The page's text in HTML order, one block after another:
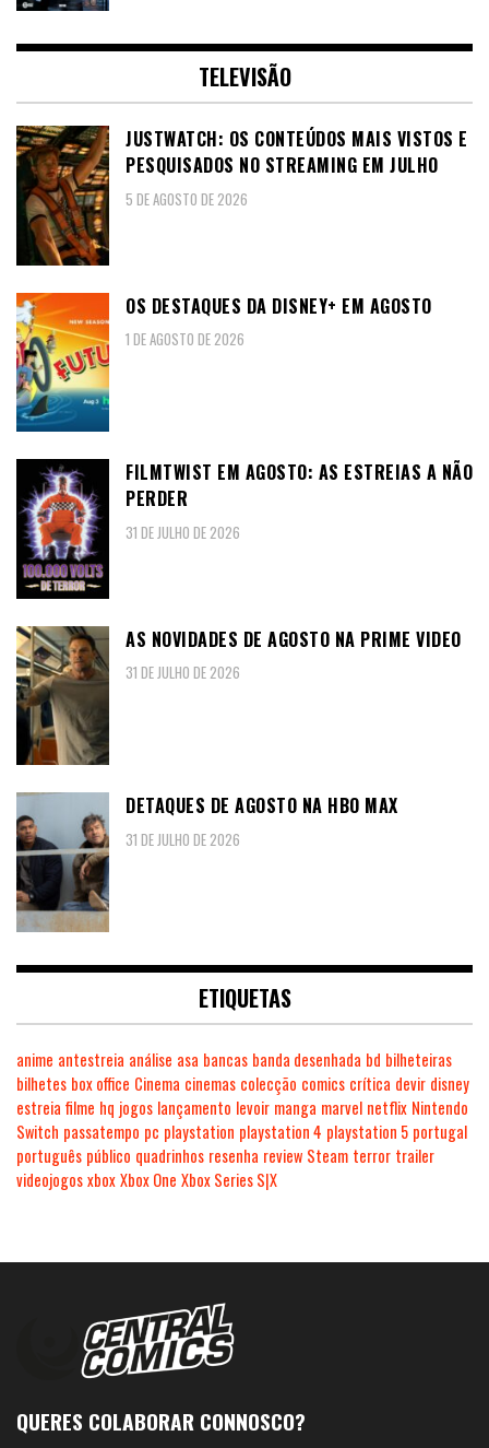
TELEVISÃO
JUSTWATCH: OS CONTEÚDOS MAIS VISTOS E
PESQUISADOS NO STREAMING EM JULHO
5 DE AGOSTO DE 2026
OS DESTAQUES DA DISNEY+ EM AGOSTO
1 DE AGOSTO DE 2026
FILMTWIST EM AGOSTO: AS ESTREIAS A NÃO
PERDER
31 DE JULHO DE 2026
AS NOVIDADES DE AGOSTO NA PRIME VIDEO
31 DE JULHO DE 2026
DETAQUES DE AGOSTO NA HBO MAX
31 DE JULHO DE 2026
ETIQUETAS
anime antestreia análise asa bancas banda desenhada bd bilheteiras
bilhetes box office Cinema cinemas colecção comics crítica devir disney
estreia filme hq jogos lançamento levoir manga marvel netflix Nintendo
Switch passatempo pc playstation playstation 4 playstation 5 portugal
português público quadrinhos resenha review Steam terror trailer
videojogosxboxXbox One Xbox Series S|X
QUERES COLABORAR CONNOSCO?